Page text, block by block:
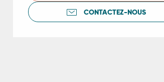
CONTACTEZ-NOUS